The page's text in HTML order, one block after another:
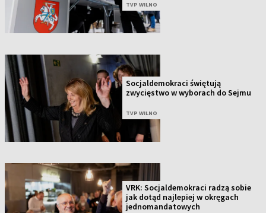
TVP WILNO
Socjaldemokraci świętują
zwycięstwo w wyborach do Sejmu
TVP WILNO
VRK: Socjaldemokraci radzą sobie
jak dotąd najlepiej w okręgach
jednomandatowych